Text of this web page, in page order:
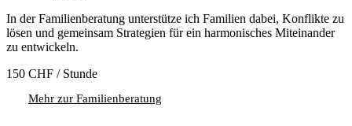
In der Familienberatung unterstütze ich Familien dabei, Konflikte zu
lösen und gemeinsam Strategien für ein harmonisches Miteinander
zu entwickeln.
150 CHF / Stunde
Mehr zur Familienberatung